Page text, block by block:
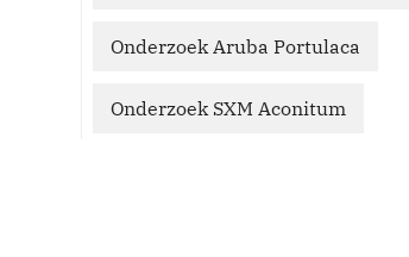
Onderzoek Aruba Portulaca
Onderzoek SXM Aconitum